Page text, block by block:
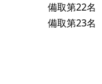
備取第22名
備取第23名